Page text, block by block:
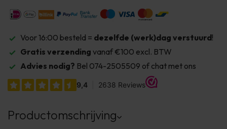
Voor 16:00 besteld = dezelfde (werk)dag verstuurd!
Gratis verzending vanaf €100 excl. BTW
Advies nodig? Bel 074-2505509 of chat met ons
Productomschrijving